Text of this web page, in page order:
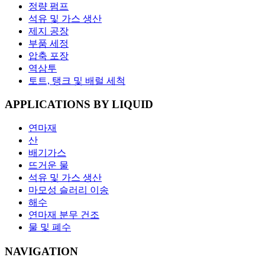
정량 펌프
석유 및 가스 생산
제지 공장
부품 세정
압축 포장
역삼투
토트, 탱크 및 배럴 세척
APPLICATIONS BY LIQUID
연마재
산
배기가스
뜨거운 물
석유 및 가스 생산
마모성 슬러리 이송
해수
연마재 분무 건조
물 및 폐수
NAVIGATION